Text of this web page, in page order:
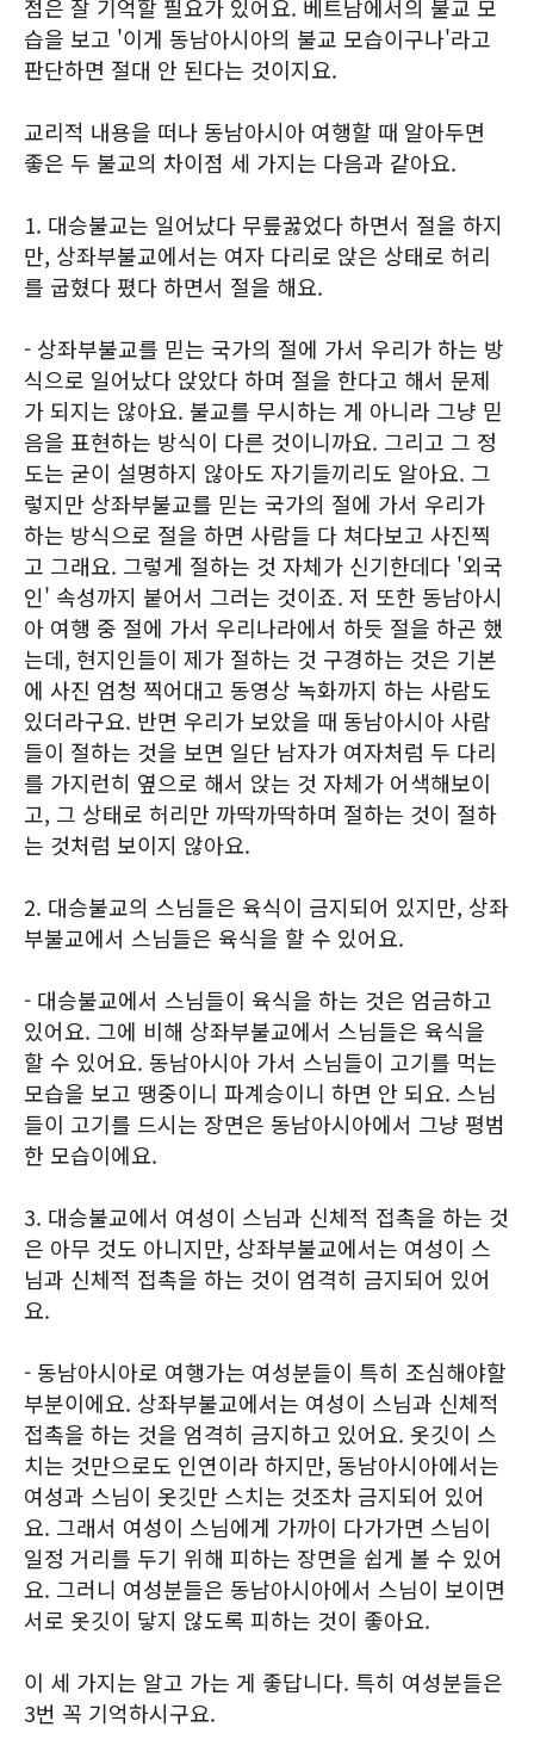
점은 잘 기억할 필요가 있어요. 베트남에서의 불교 모
습을 보고 '이게 동남아시아의 불교 모습이구나'라고
판단하면 절대 안 된다는 것이지요.
교리적 내용을 떠나 동남아시아 여행할 때 알아두면
좋은 두 불교의 차이점 세 가지는 다음과 같아요.
1. 대승불교는 일어났다 무릎꿇었다 하면서 절을 하지
만, 상좌부불교에서는 여자 다리로 앉은 상태로 허리
를 굽혔다 폈다 하면서 절을 해요.
- 상좌부불교를 믿는 국가의 절에 가서 우리가 하는 방
식으로 일어났다 앉았다 하며 절을 한다고 해서 문제
가 되지는 않아요. 불교를 무시하는 게 아니라 그냥 믿
음을 표현하는 방식이 다른 것이니까요. 그리고 그 정
도는 굳이 설명하지 않아도 자기들끼리도 알아요. 그
렇지만 상좌부불교를 믿는 국가의 절에 가서 우리가
하는 방식으로 절을 하면 사람들 다 쳐다보고 사진찍
고 그래요. 그렇게 절하는 것 자체가 신기한데다 '외국
인' 속성까지 붙어서 그러는 것이죠. 저 또한 동남아시
아 여행 중 절에 가서 우리나라에서 하듯 절을 하곤 했
는데, 현지인들이 제가 절하는 것 구경하는 것은 기본
에 사진 엄청 찍어대고 동영상 녹화까지 하는 사람도
있더라구요. 반면 우리가 보았을 때 동남아시아 사람
들이 절하는 것을 보면 일단 남자가 여자처럼 두 다리
를 가지런히 옆으로 해서 앉는 것 자체가 어색해보이
고, 그 상태로 허리만 까딱까딱하며 절하는 것이 절하
는 것처럼 보이지 않아요.
2. 대승불교의 스님들은 육식이 금지되어 있지만, 상좌
부불교에서 스님들은 육식을 할 수 있어요.
- 대승불교에서 스님들이 육식을 하는 것은 엄금하고
있어요. 그에 비해 상좌부불교에서 스님들은 육식을
할 수 있어요. 동남아시아 가서 스님들이 고기를 먹는
모습을 보고 땡중이니 파계승이니 하면 안 되요. 스님
들이 고기를 드시는 장면은 동남아시아에서 그냥 평범
한 모습이에요.
3. 대승불교에서 여성이 스님과 신체적 접촉을 하는 것
은 아무 것도 아니지만, 상좌부불교에서는 여성이 스
님과 신체적 접촉을 하는 것이 엄격히 금지되어 있어
요.
- 동남아시아로 여행가는 여성분들이 특히 조심해야할
부분이에요. 상좌부불교에서는 여성이 스님과 신체적
접촉을 하는 것을 엄격히 금지하고 있어요. 옷깃이 스
치는 것만으로도 인연이라 하지만, 동남아시아에서는
여성과 스님이 옷깃만 스치는 것조차 금지되어 있어
요. 그래서 여성이 스님에게 가까이 다가가면 스님이
일정 거리를 두기 위해 피하는 장면을 쉽게 볼 수 있어
요. 그러니 여성분들은 동남아시아에서 스님이 보이면
서로 옷깃이 닿지 않도록 피하는 것이 좋아요.
이 세 가지는 알고 가는 게 좋답니다. 특히 여성분들은
3번 꼭 기억하시구요.